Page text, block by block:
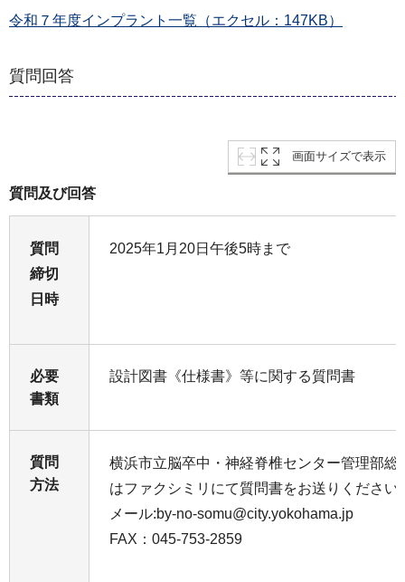
令和７年度インプラント一覧（エクセル：147KB）
質問回答
画面サイズで表示
質問及び回答
質問
締切
日時
2025年1月20日午後5時まで
必要
書類
設計図書《仕様書》等に関する質問書
質問
方法
横浜市立脳卒中・神経脊椎センター管理部総
はファクシミリにて質問書をお送りください
メール:by-no-somu@city.yokohama.jp
FAX：045-753-2859